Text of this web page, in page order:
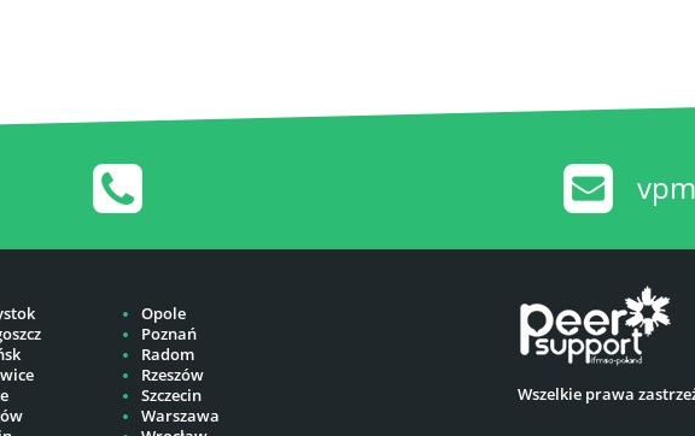
Opole
Poznań
Radom
Rzeszów
Szczecin
Warszawa
Wszelkie prawa